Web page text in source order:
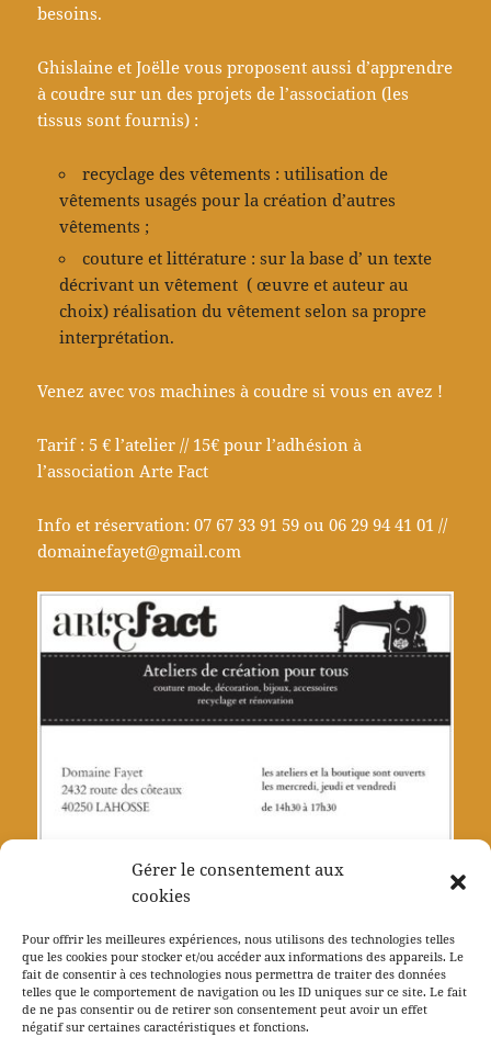
Gérer le consentement aux
cookies
Pour offrir les meilleures expériences, nous utilisons des technologies telles
que les cookies pour stocker et/ou accéder aux informations des appareils. Le
fait de consentir à ces technologies nous permettra de traiter des données
telles que le comportement de navigation ou les ID uniques sur ce site. Le fait
de ne pas consentir ou de retirer son consentement peut avoir un effet
négatif sur certaines caractéristiques et fonctions.
besoins.
Ghislaine et Joëlle vous proposent aussi d’apprendre
à coudre sur un des projets de l’association (les
tissus sont fournis) :
recyclage des vêtements : utilisation de
vêtements usagés pour la création d’autres
vêtements ;
couture et littérature : sur la base d’ un texte
décrivant un vêtement ( œuvre et auteur au
choix) réalisation du vêtement selon sa propre
interprétation.
Venez avec vos machines à coudre si vous en avez !
Tarif : 5 € l’atelier // 15€ pour l’adhésion à
l’association Arte Fact
Info et réservation: 07 67 33 91 59 ou 06 29 94 41 01 //
domainefayet@gmail.com
Navigation
PRÉCÉDENT
Article
Spectacle Hors les murs : La paire de